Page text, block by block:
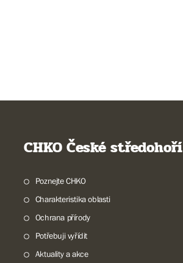
CHKO České středohoří
Poznejte CHKO
Charakteristika oblasti
Ochrana přírody
Potřebuji vyřídit
Aktuality a akce